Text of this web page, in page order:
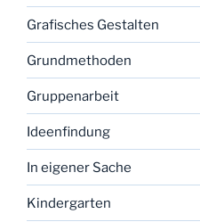
Grafisches Gestalten
Grundmethoden
Gruppenarbeit
Ideenfindung
In eigener Sache
Kindergarten